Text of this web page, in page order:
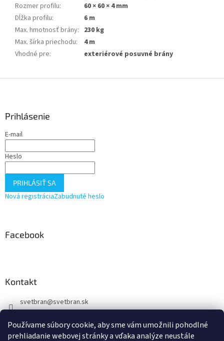
Používame súbory cookie, aby sme vám umožnili pohodlné
prehliadanie webovej stránky a vďaka analýze neustále
Rozmer profilu:
60 × 60 × 4 mm
Dĺžka profilu:
6 m
Max. hmotnosť brány: 230 kg
Max. šírka priechodu:
4 m
Vhodné pre: exteriérové posuvné brány
Prihlásenie
E-mail
Heslo
PRIHLÁSIŤ SA
Nová registráciaZabudnuté heslo
Facebook
Kontakt
svetbran@svetbran.sk
https://www.facebook.com/profile.php?id=100088877723722